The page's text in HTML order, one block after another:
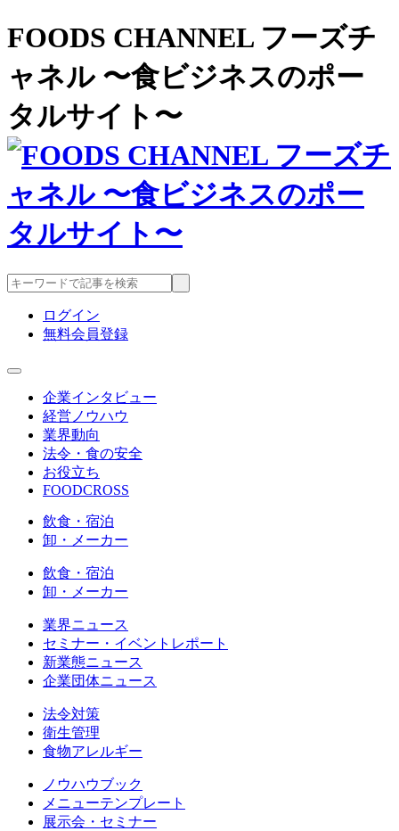
FOODS CHANNEL フーズチ
ャネル 〜食ビジネスのポー
タルサイト〜
ログイン
無料会員登録
企業インタビュー
経営ノウハウ
業界動向
法令・食の安全
お役立ち
FOODCROSS
飲食・宿泊
卸・メーカー
飲食・宿泊
卸・メーカー
業界ニュース
セミナー・イベントレポート
新業態ニュース
企業団体ニュース
法令対策
衛生管理
食物アレルギー
ノウハウブック
メニューテンプレート
展示会・セミナー